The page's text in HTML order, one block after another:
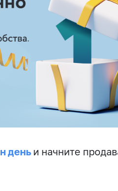
день и начните